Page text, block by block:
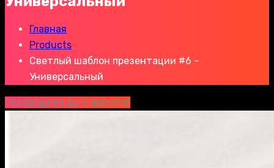
Главная
Products
Светлый шаблон презентации #6 –
Универсальный
Распродажа до 9 августа!